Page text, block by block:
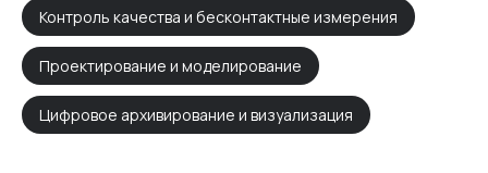
Контроль качества и бесконтактные измерения
Проектирование и моделирование
Цифровое архивирование и визуализация